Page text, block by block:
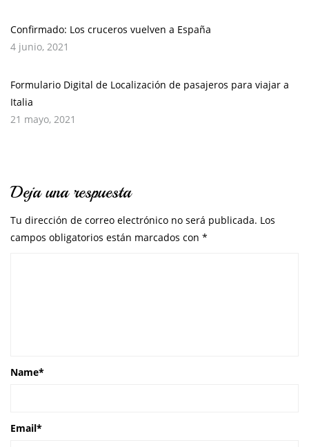
Confirmado: Los cruceros vuelven a España
4 junio, 2021
Formulario Digital de Localización de pasajeros para viajar a
Italia
21 mayo, 2021
Deja una respuesta
Tu dirección de correo electrónico no será publicada. Los
campos obligatorios están marcados con *
Name*
Email*